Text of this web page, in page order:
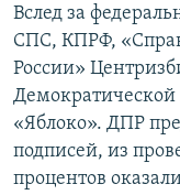
Вслед за
СПС, КПРФ,
России»
Демократической
«Яблоко». ДПР
подписей, из
процентов